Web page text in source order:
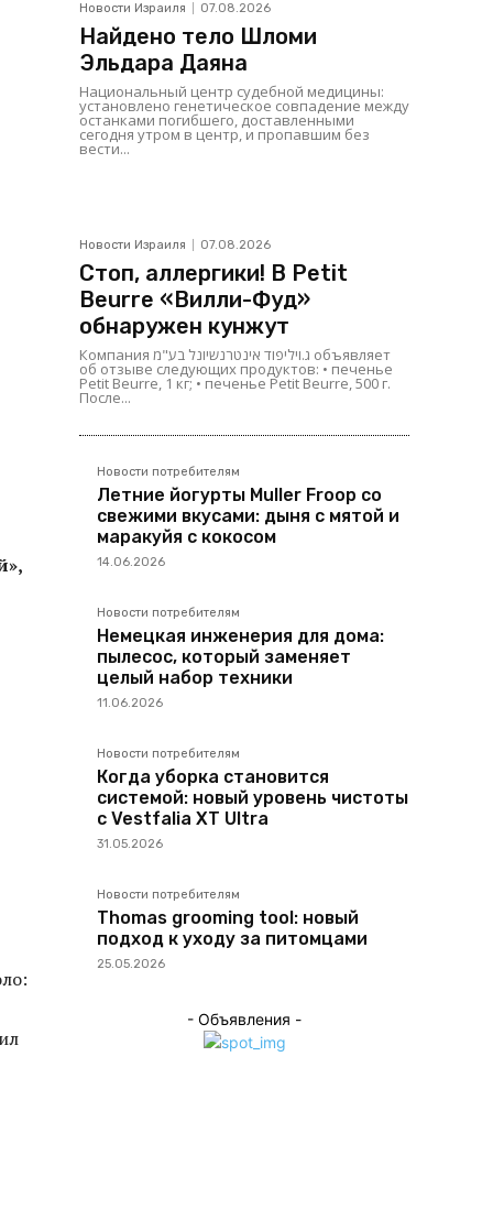
Новости Израиля 07.08.2026
Найдено тело Шломи
Эльдара Даяна
Национальный центр судебной медицины:
установлено генетическое совпадение между
останками погибшего, доставленными
сегодня утром в центр, и пропавшим без
вести...
Новости Израиля 07.08.2026
Стоп, аллергики! В Petit
Beurre «Вилли-Фуд»
обнаружен кунжут
Компания ג.ויליפוד אינטרנשיונל בע"מ объявляет
об отзыве следующих продуктов: • печенье
Petit Beurre, 1 кг; • печенье Petit Beurre, 500 г.
После...
Новости потребителям
Летние йогурты Muller Froop со
свежими вкусами: дыня с мятой и
маракуйя с кокосом
14.06.2026
Новости потребителям
Немецкая инженерия для дома:
пылесос, который заменяет
целый набор техники
11.06.2026
Новости потребителям
Когда уборка становится
системой: новый уровень чистоты
с Vestfalia XT Ultra
31.05.2026
Новости потребителям
Thomas grooming tool: новый
подход к уходу за питомцами
25.05.2026
- Объявления -